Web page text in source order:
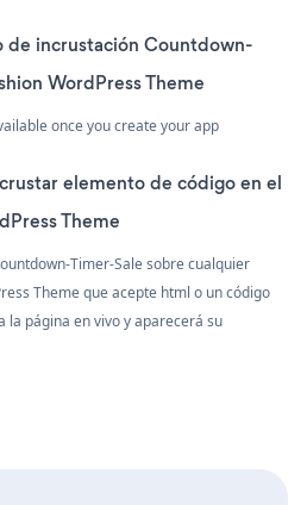
incrustación Countdown-
WordPress Theme
once you create your app
elemento de código en el
Theme
Timer-Sale sobre cualquier
Theme que acepte html o un código
la página en vivo y aparecerá su